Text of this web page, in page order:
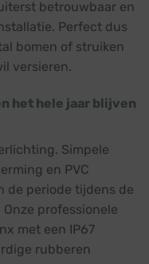
betrouwbaar en
Perfect dus
bomen of struiken
versieren.
het hele jaar blijven
Simpele
en PVC
de periode tijdens de
professionele
met een IP67
rubberen